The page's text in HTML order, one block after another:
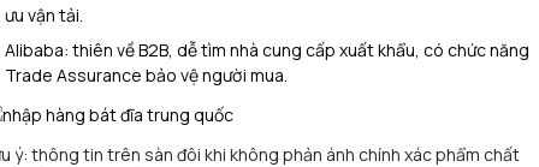
ưu vận tải.
Alibaba: thiên về B2B, dễ tìm nhà cung cấp xuất khẩu, có chức năng
Trade Assurance bảo vệ người mua.
ý: thông tin trên sàn đôi khi không phản ánh chính xác phẩm chất